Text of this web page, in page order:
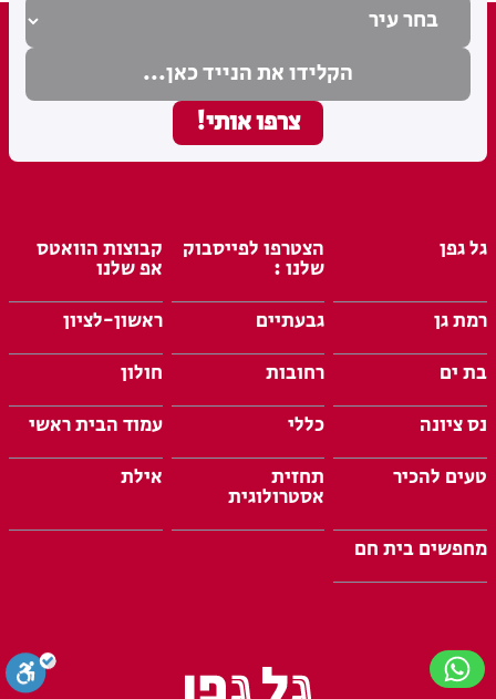
גל גפן הצטרפו לפייסבוק
שלנו :
קבוצות הוואטס
אפ שלנו
רמת גן
גבעתיים
ראשון-לציון
בת ים
רחובות
חולון
נס ציונה
כללי
עמוד הבית ראשי
טעים להכיר
תחזית
אסטרולוגית
אילת
מחפשים בית חם